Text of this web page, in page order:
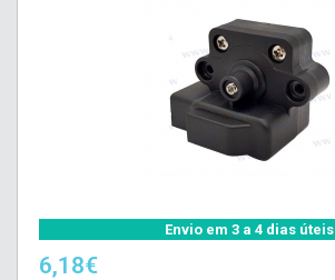
Envio em 3 a 4 dias úteis
6,18€